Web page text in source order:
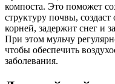
компоста. Это поможет
структуру почвы,
корней, задержит снег и
При этом мульчу
чтобы обеспечить
заболевания.